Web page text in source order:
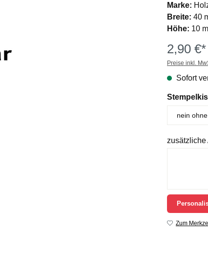
Marke:
Breite: 40
Höhe: 10
2,90 €*
Preise inkl.
Sofort
zusätzliche
Zum